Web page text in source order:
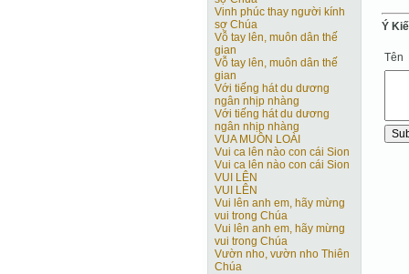
Vinh phúc thay người kính
sợ Chúa
Vỗ tay lên, muôn dân thế
gian
Vỗ tay lên, muôn dân thế
gian
Với tiếng hát du dương
ngân nhịp nhàng
Với tiếng hát du dương
ngân nhịp nhàng
VUA MUÔN LOÀI
Vui ca lên nào con cái Sion
Vui ca lên nào con cái Sion
VUI LÊN
VUI LÊN
Vui lên anh em, hãy mừng
vui trong Chúa
Vui lên anh em, hãy mừng
vui trong Chúa
Vườn nho, vườn nho Thiên
Chúa
Ý
Tên